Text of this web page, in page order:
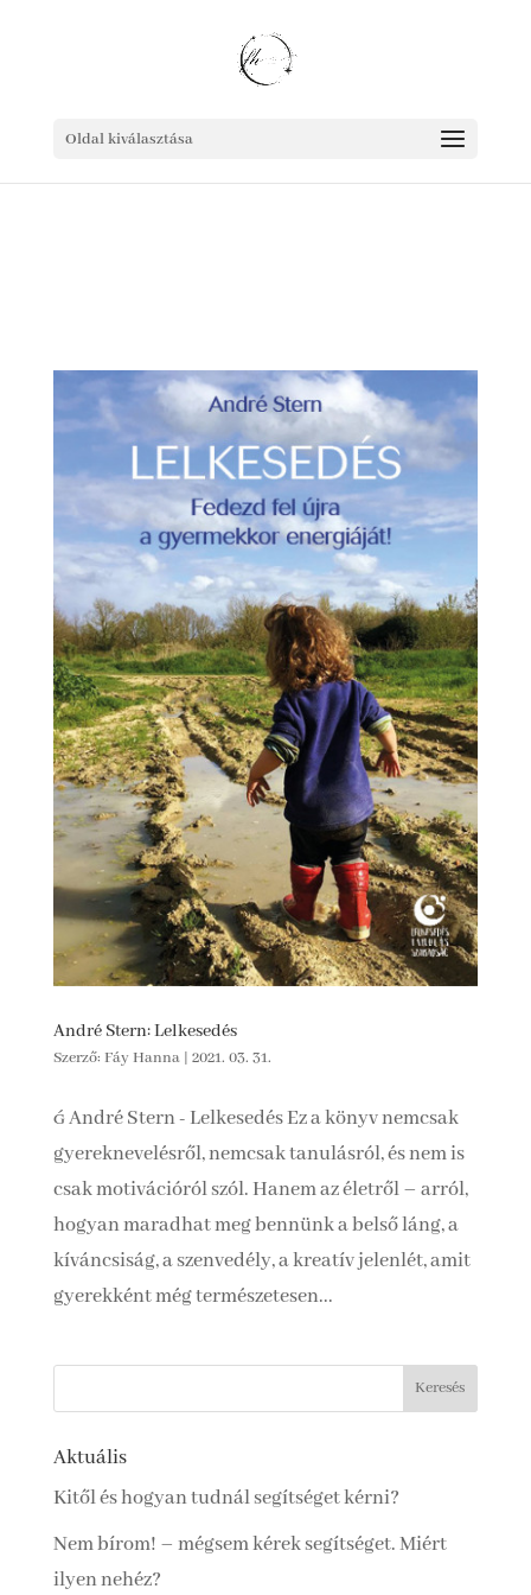
Oldal kiválasztása
André Stern: Lelkesedés
Szerző: Fáy Hanna| 2021. 03. 31.
 André Stern - Lelkesedés Ez a könyv nemcsak
gyereknevelésről, nemcsak tanulásról, és nem is
csak motivációról szól. Hanem az életről – arról,
hogyan maradhat meg bennünk a belső láng, a
kíváncsiság, a szenvedély, a kreatív jelenlét, amit
gyerekként még természetesen...
Aktuális
Kitől és hogyan tudnál segítséget kérni?
Nem bírom! – mégsem kérek segítséget. Miért
ilyen nehéz?